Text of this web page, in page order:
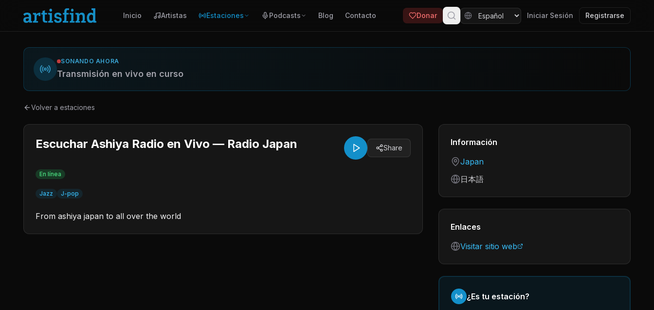
Inicio Artistas Estaciones Podcasts Blog Contacto Donar Iniciar Sesión Registrarse
SONANDO AHORA
Transmisión en vivo en curso
Volver a estaciones
Escuchar Ashiya Radio en Vivo — Radio Japan Share
En línea
Jazz J-pop
From ashiya japan to all over the world
Información
Country
Japan
Language
日本語
Enlaces
Visitar sitio web
¿Es tu estación?